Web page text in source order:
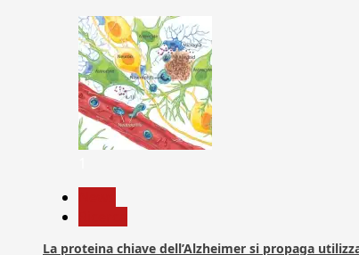
La proteina chiave dell’Alzheimer si propaga